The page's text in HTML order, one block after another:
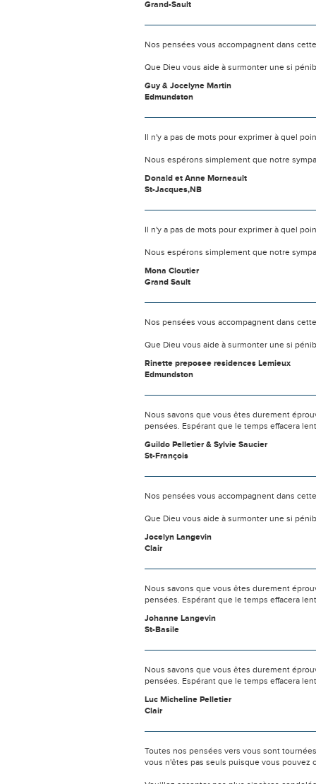
Grand-Sault
Nos pensées vous accompagnent dans
Que Dieu vous aide à surmonter une si
Guy & Jocelyne Martin
Edmundston
Il n'y a pas de mots pour exprimer à quel
Nous espérons simplement que notre
Donald et Anne Morneault
St-Jacques,NB
Il n'y a pas de mots pour exprimer à quel
Nous espérons simplement que notre
Mona Cloutier
Grand Sault
Nos pensées vous accompagnent dans
Que Dieu vous aide à surmonter une si
Rinette preposee residences Lemieux
Edmundston
Nous savons que vous êtes durement
pensées. Espérant que le temps effacera
Guildo Pelletier & Sylvie Saucier
St-François
Nos pensées vous accompagnent dans
Que Dieu vous aide à surmonter une si
Jocelyn Langevin
Clair
Nous savons que vous êtes durement
pensées. Espérant que le temps effacera
Johanne Langevin
St-Basile
Nous savons que vous êtes durement
pensées. Espérant que le temps effacera
Luc Micheline Pelletier
Clair
Toutes nos pensées vers vous sont
vous n'êtes pas seuls puisque vous pouvez